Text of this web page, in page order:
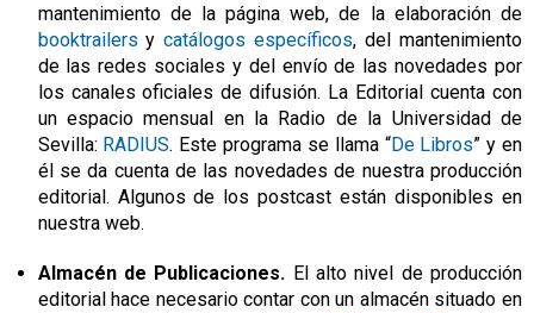
mantenimiento de la página web, de la elaboración de
booktrailers ycatálogos específicos, del mantenimiento
de las redes sociales y del envío de las novedades por
los canales oficiales de difusión. La Editorial cuenta con
un espacio mensual en la Radio de la Universidad de
Sevilla: RADIUS. Este programa se llama “De Libros” y en
él se da cuenta de las novedades de nuestra producción
editorial. Algunos de los postcast están disponibles en
nuestra web.
Almacén de Publicaciones. El alto nivel de producción
editorial hace necesario contar con un almacén situado en